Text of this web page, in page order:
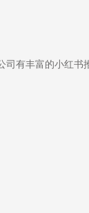
有丰富的小红书